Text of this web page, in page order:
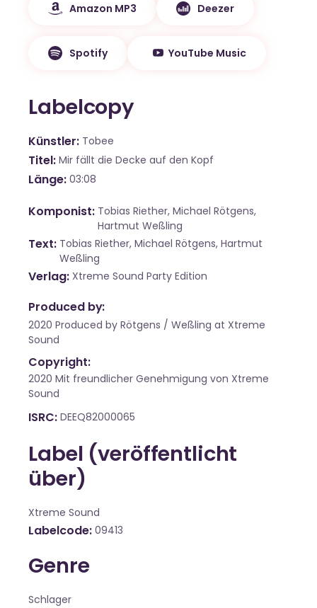
Amazon MP3 Deezer
Spotify YouTube Music
Labelcopy
Künstler Tobee
Titel Mir fällt die Decke auf den Kopf
Länge 03:08
Komponist Tobias Riether, Michael Rötgens,
Hartmut Weßling
Text Tobias Riether, Michael Rötgens, Hartmut
Weßling
Verlag Xtreme Sound Party Edition
Produced by:
2020 Produced by Rötgens / Weßling at Xtreme
Sound
Copyright:
2020 Mit freundlicher Genehmigung von Xtreme
Sound
ISRC DEEQ82000065
Label (veröffentlicht
über)
Xtreme Sound
Labelcode 09413
Genre
Schlager